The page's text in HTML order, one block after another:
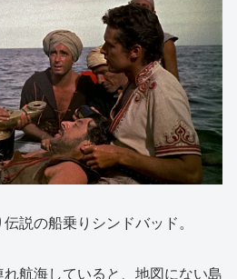
説の船乗りシンドバッド。
航海していると、地図にない島